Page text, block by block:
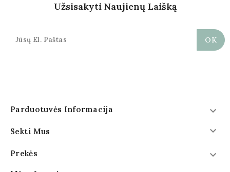
Užsisakyti Naujienų Laišką
Parduotuvės Informacija 
Sekti Mus 
Prekės 